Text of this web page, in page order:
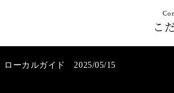
こ
ローカルガイド 2025/05/15